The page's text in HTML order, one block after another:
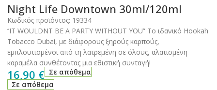
Night Life Downtown 30ml/120ml
Κωδικός προϊόντος: 19334
‘’ΙΤ WOULDNT BE A PARTY WITHOUT YOU” Το ιδανικό Hookah
Tobacco Dubai, με διάφορους ξηρούς καρπούς,
εμπλουτισμένοι από τη λατρεμένη σε όλους, αλατισμένη
καραμέλα συνθέτοντας μια εθιστική συνταγή!
16,90 € Σε απόθεμα
Σε απόθεμα